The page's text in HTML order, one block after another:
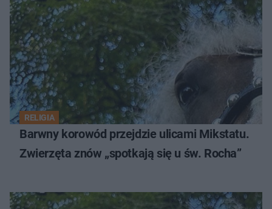
RELIGIA
Barwny korowód przejdzie ulicami Mikstatu.
Zwierzęta znów „spotkają się u św. Rocha”